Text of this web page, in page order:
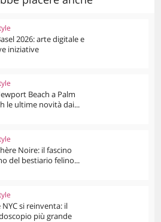
2026: arte digitale e
iniziative
Beach a Palm
le ultime novità dai...
Noire: il fascino
del bestiario felino...
NYC si reinventa: il
più grande